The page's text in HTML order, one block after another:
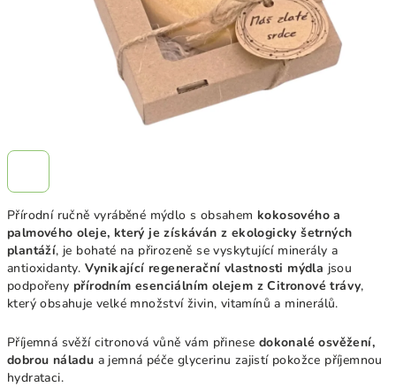
Přírodní ručně vyráběné mýdlo s obsahem kokosového a
palmového oleje, který je získáván z ekologicky šetrných
plantáží, je bohaté na přirozeně se vyskytující minerály a
antioxidanty. Vynikající regenerační vlastnosti mýdla jsou
podpořeny přírodním esenciálním olejem z Citronové trávy,
který obsahuje velké množství živin, vitamínů a minerálů.
Příjemná svěží citronová vůně vám přinese dokonalé osvěžení,
dobrou náladu a jemná péče glycerinu zajistí pokožce příjemnou
hydrataci.